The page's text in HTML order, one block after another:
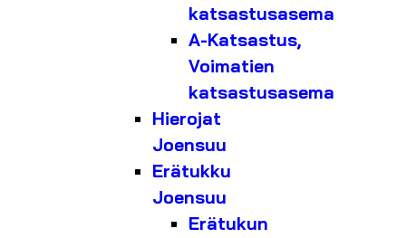
katsastusasema
A-Katsastus,
Voimatien
katsastusasema
Hierojat
Joensuu
Erätukku
Joensuu
Erätukun